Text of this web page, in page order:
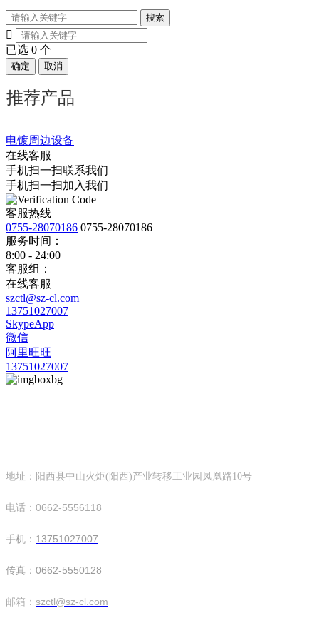
搜索

已选 0 个
确定 取消
推荐产品
电镀周边设备
在线客服
手机扫一扫联系我们
手机扫一扫加入我们
客服热线
0755-28070186 0755-28070186
服务时间：
8:00 - 24:00
客服组：
在线客服
szctl@sz-cl.com
13751027007
SkypeApp
微信
阿里旺旺
13751027007
地址：阳西县中山火炬(阳西)产业转移工业园凤凰路10号
电话：0662-5556118
手机： 13751027007
传真：0662-5550128
邮箱： szctl@sz-cl.com